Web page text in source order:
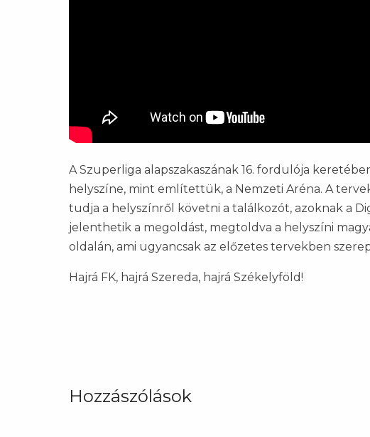
A Szuperliga alapszakaszának 16. fordulója
helyszíne, mint említettük, a Nemzeti Aréna. A
tudja a helyszínről követni a találkozót, azoknak a
jelenthetik a megoldást, megtoldva a helyszíni
oldalán, ami ugyancsak az előzetes tervekben
Hajrá FK, hajrá Szereda, hajrá Székelyföld!
Hozzászólások